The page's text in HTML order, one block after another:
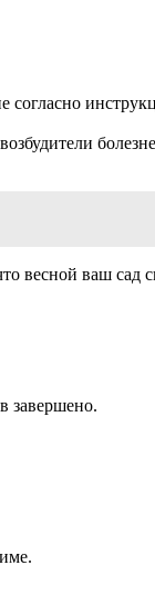
согласно
весной ваш
завершено.